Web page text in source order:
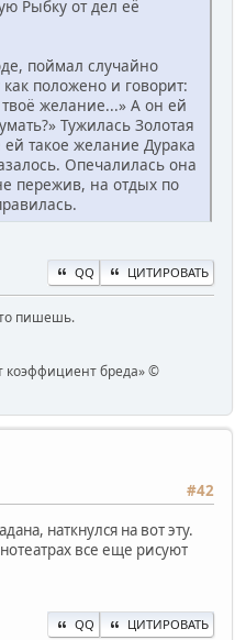
Рыбку от дел её
поймал случайно
положено и говорит:
желание...» А он ей
Тужилась Золотая
такое желание Дурака
Опечалилась она
пережив, на отдых по
QQ ЦИТИРОВАТЬ
пишешь.
коэффициент бреда» ©
#42
наткнулся на вот эту.
все еще рисуют
QQ ЦИТИРОВАТЬ